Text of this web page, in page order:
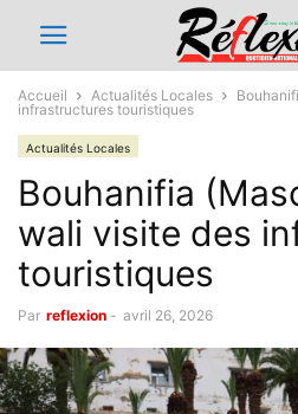
Accueil Actualités Locales
infrastructures touristiques
Actualités Locales
Bouhanifia
wali visite des
touristiques
Par reflexion - avril 26, 2026